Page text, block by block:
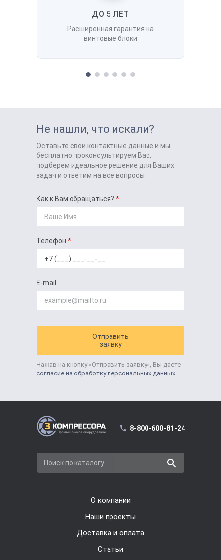
ДО 5 ЛЕТ
Расширенная гарантия на
винтовые блоки
Не нашли, что искали?
Оставьте свои контактные данные и мы
бесплатно проконсультируем Вас,
подберем идеальное решение для Ваших
задач и ответим на все вопросы
Как к Вам обращаться?
Телефон
E-mail
Отправить
заявку
Нажав на кнопку «Отправить заявку», Вы даете
согласие на обработку персональных данных
8-800-600-81-24
Поиск по каталогу
О компании
Наши проекты
Доставка и оплата
Cтатьи